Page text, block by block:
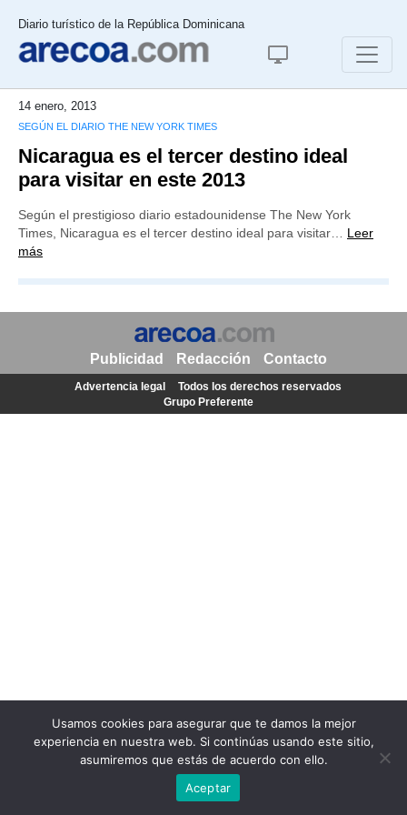
Diario turístico de la República Dominicana
14 enero, 2013
SEGÚN EL DIARIO THE NEW YORK TIMES
Nicaragua es el tercer destino ideal
para visitar en este 2013
Según el prestigioso diario estadounidense The New York
Times, Nicaragua es el tercer destino ideal para visitar… Leer
más
Usamos cookies para asegurar que te damos la mejor
experiencia en nuestra web. Si continúas usando este sitio,
asumiremos que estás de acuerdo con ello.
Aceptar
Publicidad Redacción Contacto
Advertencia legal
Todos los derechos reservados
Grupo Preferente